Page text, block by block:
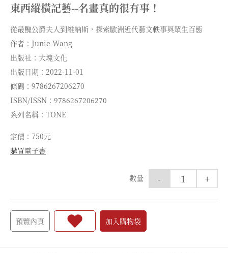
東西縱橫記藝--名畫真的很有事！
從最醜公爵夫人到維納斯，探索歐洲近代藝文軼事與眾生百態
作者：Junie Wang
出版社：大塊文化
出版日期：2022-11-01
條碼：9786267206270
ISBN/ISSN：9786267206270
系列名稱：TONE
定價：750元
購買電子書
數量 +
-
預覽內頁 加入購物袋